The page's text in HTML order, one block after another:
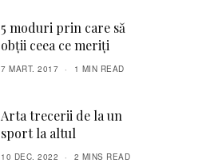
5 moduri prin care să
obții ceea ce meriți
7 MART. 2017 1 MIN READ
Arta trecerii de la un
sport la altul
10 DEC. 2022 2 MINS READ